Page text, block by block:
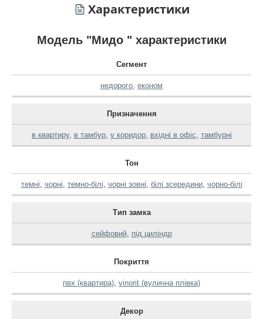
Характеристики
Модель "Мидо " характеристики
Сегмент
недорого економ
Призначення
в квартиру, в тамбур, у коридор, вхідні в офіс тамбурні
Тон
темні чорні темно-білі чорні зовні білі зсередини, чорно-білі
Тип замка
сейфовий, під циліндр
Покриття
пвх (квартира) vinorit (вулична плівка)
Декор